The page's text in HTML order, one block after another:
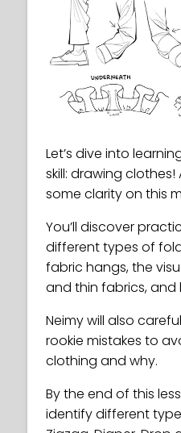
Let’s dive into
skill: drawing clothes!
some clarity on this
You’ll discover
different types of
fabric hangs, the
and thin fabrics, and
Neimy will also
rookie mistakes to
clothing and why.
By the end of this
identify different